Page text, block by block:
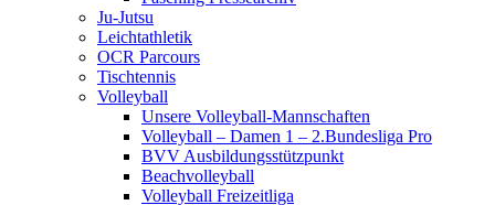
Ju-Jutsu
Leichtathletik
OCR Parcours
Tischtennis
Volleyball
Unsere Volleyball-Mannschaften
Volleyball – Damen 1 – 2.Bundesliga Pro
BVV Ausbildungsstützpunkt
Beachvolleyball
Volleyball Freizeitliga